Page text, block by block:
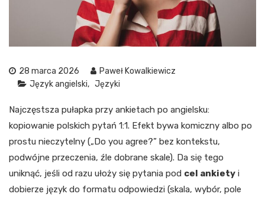
28 marca 2026
Paweł Kowalkiewicz
Język angielski
Języki
Najczęstsza pułapka przy ankietach po angielsku:
kopiowanie polskich pytań 1:1. Efekt bywa komiczny albo po
prostu nieczytelny („Do you agree?” bez kontekstu,
podwójne przeczenia, źle dobrane skale). Da się tego
uniknąć, jeśli od razu ułoży się pytania pod cel ankiety i
dobierze język do formatu odpowiedzi (skala, wybór, pole